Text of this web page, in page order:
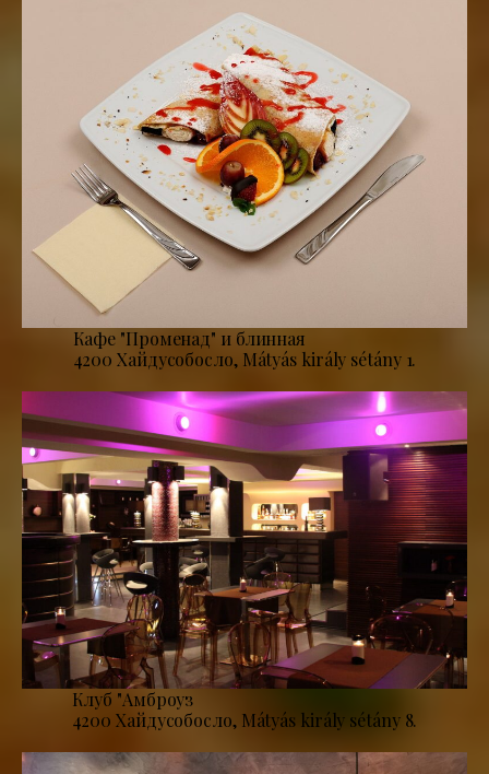
Кафе "Променад" и блинная
4200 Хайдусобосло, Mátyás király sétány 1.
Клуб "Амброуз
4200 Хайдусобосло, Mátyás király sétány 8.